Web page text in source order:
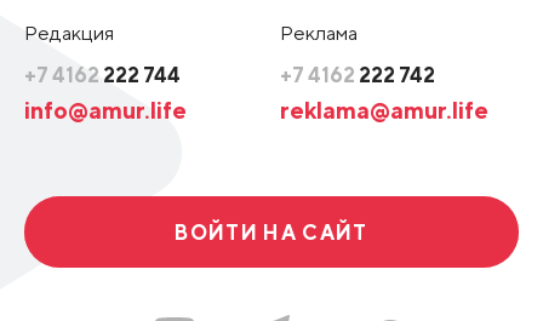
Редакция
+7 4162 222 744
info@amur.life
Реклама
+7 4162 222 742
reklama@amur.life
ВОЙТИ НА САЙТ